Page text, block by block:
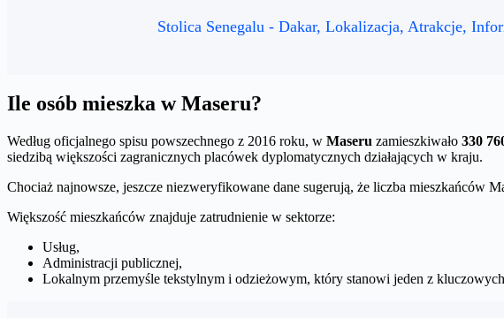
Stolica Senegalu - Dakar, Lokalizacja, Atrakcje,
Ile osób mieszka w Maseru?
Według oficjalnego spisu powszechnego z 2016 roku, w Maseru zamieszkiwało 330
siedzibą większości zagranicznych placówek dyplomatycznych działających w kraju.
Chociaż najnowsze, jeszcze niezweryfikowane dane sugerują, że liczba mieszkańców
Większość mieszkańców znajduje zatrudnienie w sektorze:
Usług,
Administracji publicznej,
Lokalnym przemyśle tekstylnym i odzieżowym, który stanowi jeden z